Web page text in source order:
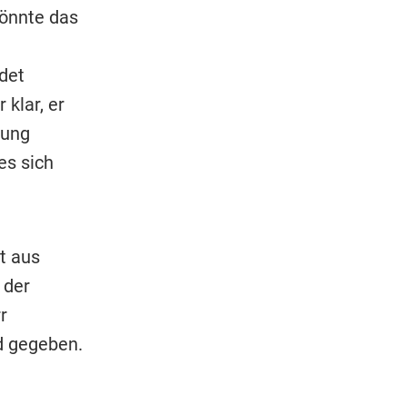
das
klar, er
sich
aus
gegeben.